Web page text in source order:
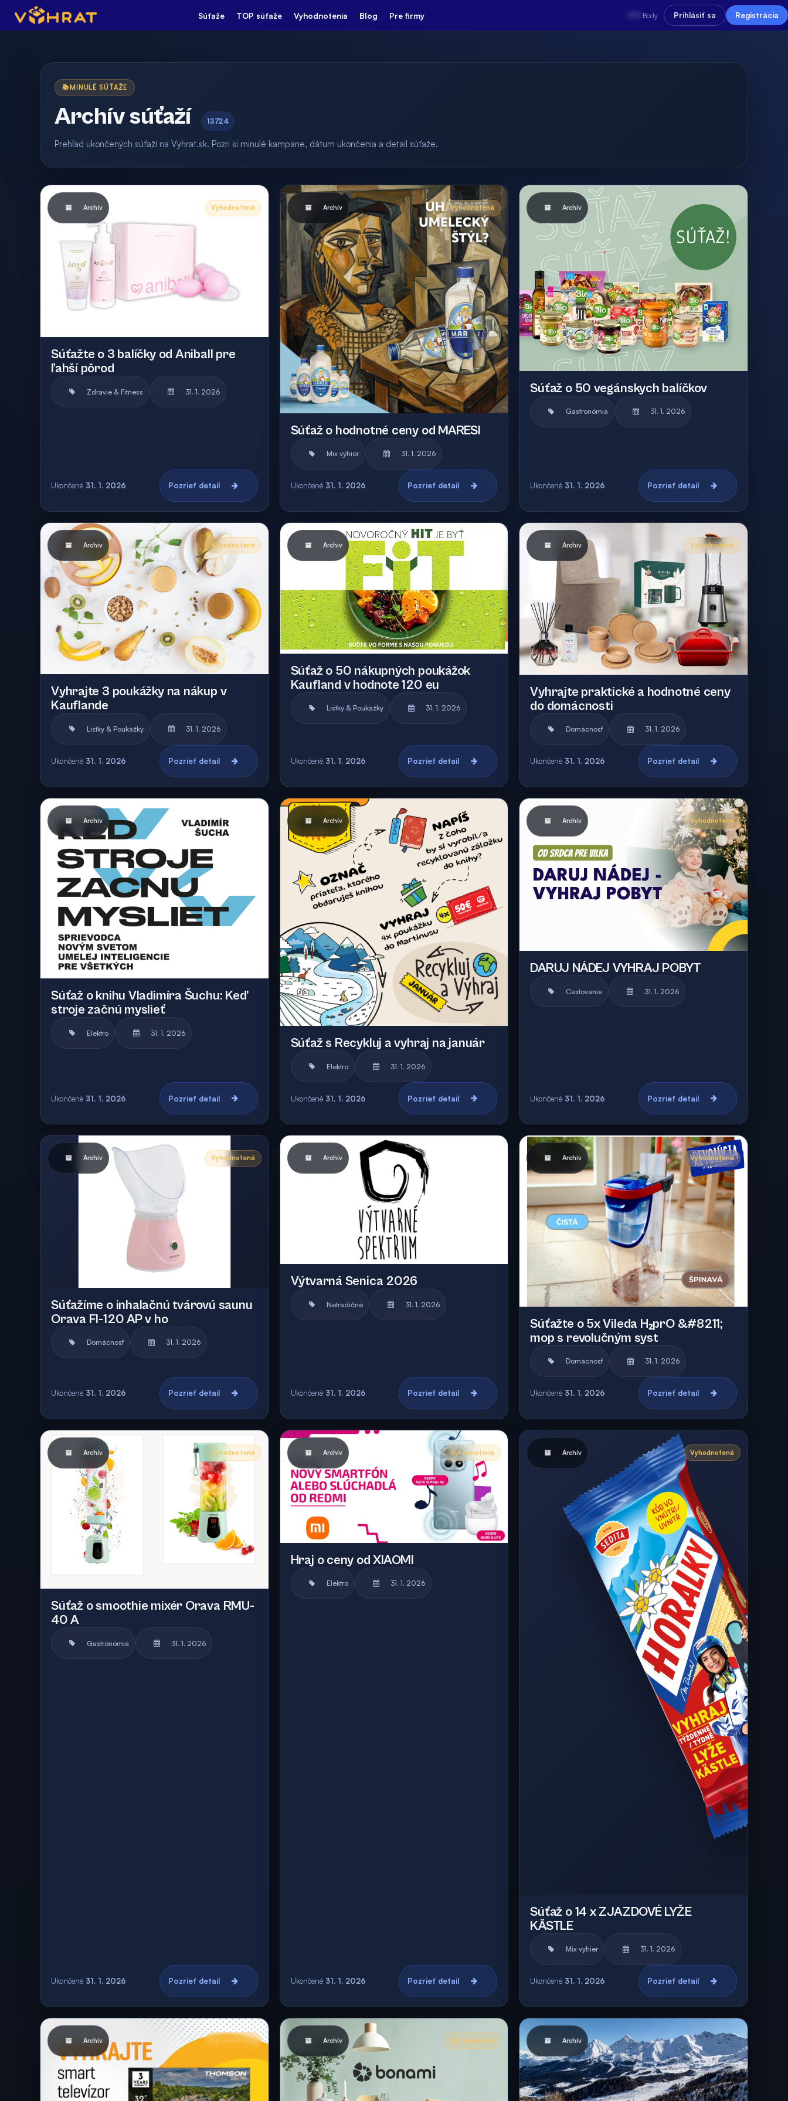
Súťaže TOP súťaže Vyhodnotenia Blog Pre firmy Body Prihlásiť sa Registrácia
📚 MINULÉ SÚŤAŽE
Archív súťaží 13724
Prehľad ukončených súťaží na Vyhrat.sk. Pozri si minulé kampane, dátum ukončenia a detail súťaže.
Archív Vyhodnotená
Súťažte o 3 balíčky od Aniball pre
ľahší pôrod
Zdravie & Fitness 31. 1. 2026
Ukončené 31. 1. 2026 Pozrieť detail
Archív Vyhodnotená
Súťaž o hodnotné ceny od MARESI
Mix výhier 31. 1. 2026
Ukončené 31. 1. 2026 Pozrieť detail
Archív
Súťaž o 50 vegánskych balíčkov
Gastronómia 31. 1. 2026
Ukončené 31. 1. 2026 Pozrieť detail
Archív Vyhodnotená
Vyhrajte 3 poukážky na nákup v
Kauflande
Lístky & Poukážky 31. 1. 2026
Ukončené 31. 1. 2026 Pozrieť detail
Archív
Súťaž o 50 nákupných poukážok
Kaufland v hodnote 120 eu
Lístky & Poukážky 31. 1. 2026
Ukončené 31. 1. 2026 Pozrieť detail
Archív Vyhodnotená
Vyhrajte praktické a hodnotné ceny
do domácnosti
Domácnosť 31. 1. 2026
Ukončené 31. 1. 2026 Pozrieť detail
Archív
Súťaž o knihu Vladimíra Šuchu: Keď
stroje začnú myslieť
Elektro 31. 1. 2026
Ukončené 31. 1. 2026 Pozrieť detail
Archív
Súťaž s Recykluj a vyhraj na január
Elektro 31. 1. 2026
Ukončené 31. 1. 2026 Pozrieť detail
Archív Vyhodnotená
DARUJ NÁDEJ VYHRAJ POBYT
Cestovanie 31. 1. 2026
Ukončené 31. 1. 2026 Pozrieť detail
Archív Vyhodnotená
Súťažíme o inhalačnú tvárovú saunu
Orava FI-120 AP v ho
Domácnosť 31. 1. 2026
Ukončené 31. 1. 2026 Pozrieť detail
Archív
Výtvarná Senica 2026
Netradičné 31. 1. 2026
Ukončené 31. 1. 2026 Pozrieť detail
Archív Vyhodnotená
Súťažte o 5x Vileda H₂prO &#8211;
mop s revolučným syst
Domácnosť 31. 1. 2026
Ukončené 31. 1. 2026 Pozrieť detail
Archív Vyhodnotená
Súťaž o smoothie mixér Orava RMU-
40 A
Gastronómia 31. 1. 2026
Ukončené 31. 1. 2026 Pozrieť detail
Archív Vyhodnotená
Hraj o ceny od XIAOMI
Elektro 31. 1. 2026
Ukončené 31. 1. 2026 Pozrieť detail
Archív Vyhodnotená
Súťaž o 14 x ZJAZDOVÉ LYŽE
KÄSTLE
Mix výhier 31. 1. 2026
Ukončené 31. 1. 2026 Pozrieť detail
Archív Vyhodnotená Archív Vyhodnotená Archív